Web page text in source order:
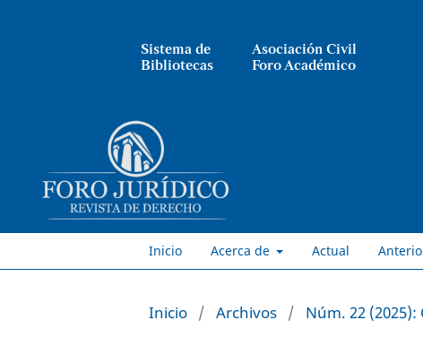
Sistema de
Bibliotecas
Asociación Civil
Foro Académico
Inicio Acerca de Actual
Inicio / Archivos / Núm. 22